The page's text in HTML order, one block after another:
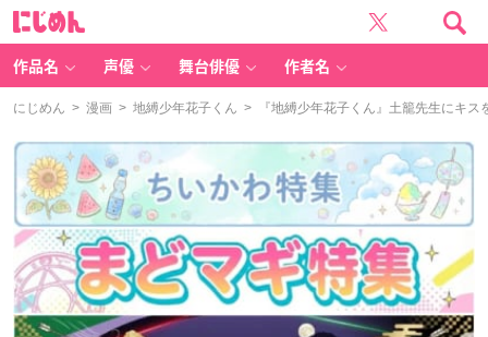
作品名 声優 舞台俳優 作者名
にじめん > 漫画 > 地縛少年花子くん > 『地縛少年花子くん』土籠先生にキス